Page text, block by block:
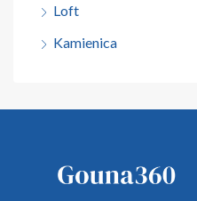
Loft
Kamienica